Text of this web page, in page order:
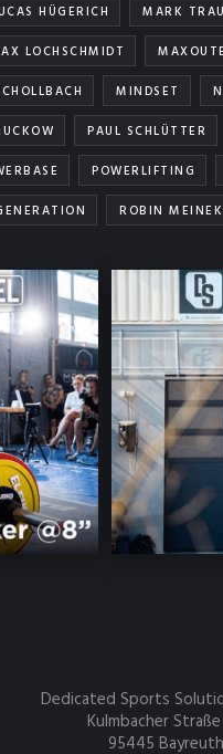
HÜGERICH
MARK
LOCHSCHMIDT
MINDSET
PAUL SCHLÜTTER
POWERLIFTING
ROBIN
Dedicated Sports
Kulmbacher Straße
95445 Bayreuth